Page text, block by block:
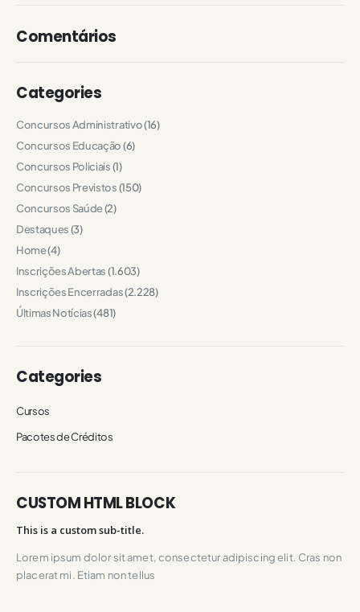
Comentários
Categories
Concursos Administrativo(16)
Concursos Educação(6)
Concursos Policiais(1)
Concursos Previstos(150)
Concursos Saúde(2)
Destaques(3)
Home(4)
Inscrições Abertas(1.603)
Inscrições Encerradas(2.228)
Últimas Notícias(481)
Categories
Cursos
Pacotes de Créditos
CUSTOM HTML BLOCK
This is a custom sub-title.
Lorem ipsum dolor sit amet, consectetur adipiscing elit. Cras non
placerat mi. Etiam non tellus